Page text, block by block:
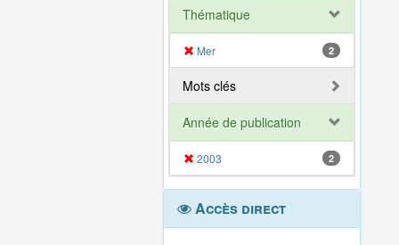
Thématique
Mer 2
Mots clés
Année de publication
2003 2
Accès direct